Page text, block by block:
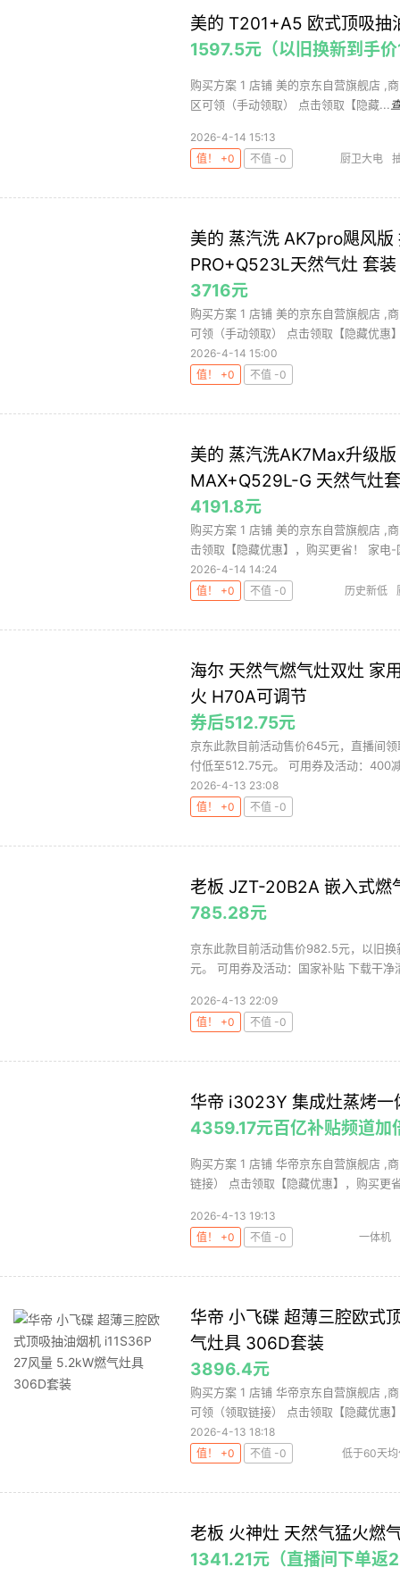
美的 T201+A5 欧式顶吸抽
1597.5元（以旧换新到手
购买方案 1 店铺 美的京东自营旗舰店 ,
区可领（手动领取） 点击领取【隐藏...
2026-4-14 15:13
值！ +0
不值 -0 厨卫大电
美的 蒸汽洗 AK7pro飓风
PRO+Q523L天然气灶 套装
3716元
购买方案 1 店铺 美的京东自营旗舰店 ,
可领（手动领取） 点击领取【隐藏优惠
2026-4-14 15:00
值！ +0
不值 -0
美的 蒸汽洗AK7Max升级
MAX+Q529L-G 天然气灶
4191.8元
购买方案 1 店铺 美的京东自营旗舰店 ,
击领取【隐藏优惠】，购买更省！ 家电-
2026-4-14 14:24
值！ +0
不值 -0 历史新低
海尔 天然气燃气灶双灶 家
火 H70A可调节
券后512.75元
京东此款目前活动售价645元，直播间
付低至512.75元。 可用券及活动：400
2026-4-13 23:08
值！ +0
不值 -0
老板 JZT-20B2A 嵌入式燃
785.28元
京东此款目前活动售价982.5元，以旧
元。 可用券及活动：国家补贴 下载干净
2026-4-13 22:09
值！ +0
不值 -0
华帝 i3023Y 集成灶蒸烤一
4359.17元百亿补贴频道加
购买方案 1 店铺 华帝京东自营旗舰店 ,
链接） 点击领取【隐藏优惠】，购买更
2026-4-13 19:13
值！ +0
不值 -0 一体机
华帝 小飞碟 超薄三腔欧式
气灶具 306D套装
3896.4元
购买方案 1 店铺 华帝京东自营旗舰店 ,
可领（领取链接） 点击领取【隐藏优惠
2026-4-13 18:18
值！ +0
不值 -0 低于60天
老板 火神灶 天然气猛火燃
1341.21元（直播间下单